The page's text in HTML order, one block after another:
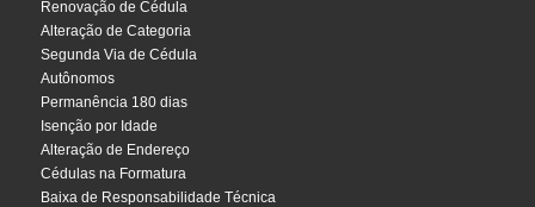
Renovação de Cédula
Alteração de Categoria
Segunda Via de Cédula
Autônomos
Permanência 180 dias
Isenção por Idade
Alteração de Endereço
Cédulas na Formatura
Baixa de Responsabilidade Técnica